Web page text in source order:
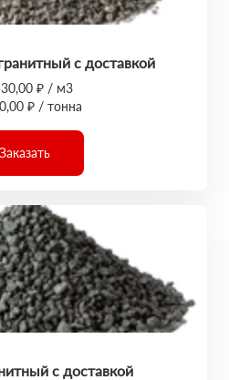
с доставкой
₽ / м3
₽ / тонна
Заказать
с доставкой